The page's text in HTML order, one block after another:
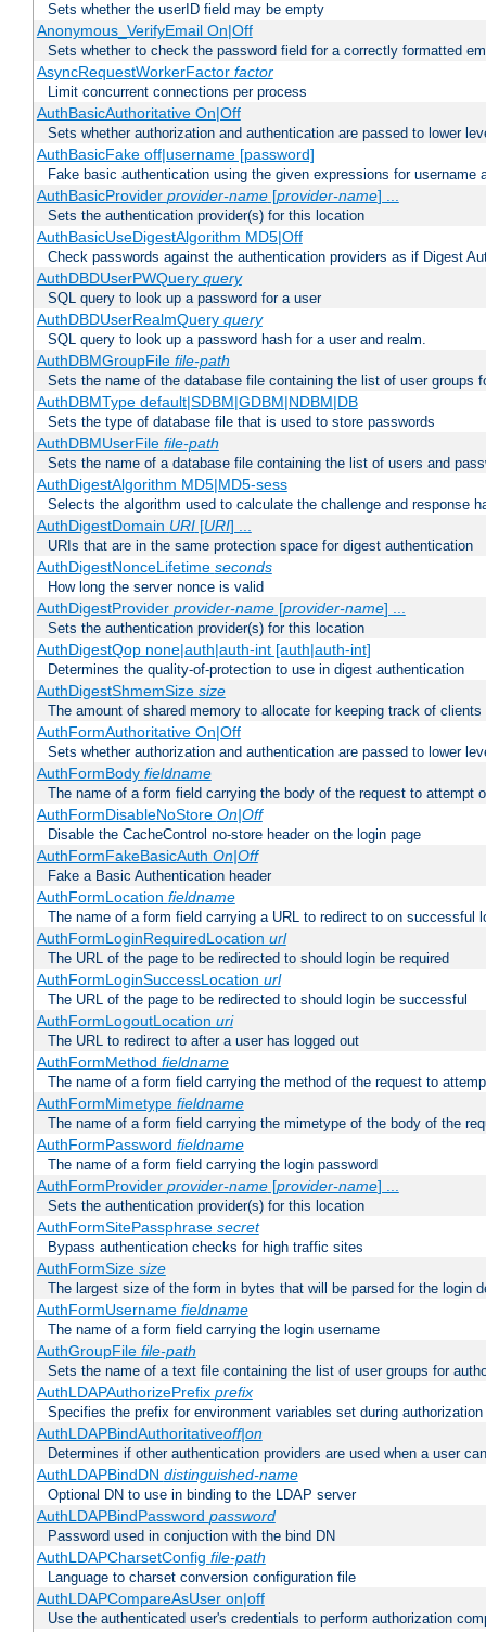
Sets whether the userID field may be empty
Anonymous_VerifyEmail On|Off
Sets whether to check the password field for a correctly formatted
AsyncRequestWorkerFactor factor
Limit concurrent connections per process
AuthBasicAuthoritative On|Off
Sets whether authorization and authentication are passed to lower
AuthBasicFake off|username [password]
Fake basic authentication using the given expressions for username
AuthBasicProvider provider-name[provider-name] ...
Sets the authentication provider(s) for this location
AuthBasicUseDigestAlgorithm MD5|Off
Check passwords against the authentication providers as if Digest
AuthDBDUserPWQuery query
SQL query to look up a password for a user
AuthDBDUserRealmQuery query
SQL query to look up a password hash for a user and realm.
AuthDBMGroupFile file-path
Sets the name of the database file containing the list of user groups
AuthDBMType default|SDBM|GDBM|NDBM|DB
Sets the type of database file that is used to store passwords
AuthDBMUserFile file-path
Sets the name of a database file containing the list of users and
AuthDigestAlgorithm MD5|MD5-sess
Selects the algorithm used to calculate the challenge and response
AuthDigestDomain URI[URI] ...
URIs that are in the same protection space for digest authentication
AuthDigestNonceLifetime seconds
How long the server nonce is valid
AuthDigestProvider provider-name[provider-name] ...
Sets the authentication provider(s) for this location
AuthDigestQop none|auth|auth-int [auth|auth-int]
Determines the quality-of-protection to use in digest authentication
AuthDigestShmemSize size
The amount of shared memory to allocate for keeping track of clients
AuthFormAuthoritative On|Off
Sets whether authorization and authentication are passed to lower
AuthFormBody fieldname
The name of a form field carrying the body of the request to attempt
AuthFormDisableNoStore On|Off
Disable the CacheControl no-store header on the login page
AuthFormFakeBasicAuth On|Off
Fake a Basic Authentication header
AuthFormLocation fieldname
The name of a form field carrying a URL to redirect to on successful
AuthFormLoginRequiredLocation url
The URL of the page to be redirected to should login be required
AuthFormLoginSuccessLocation url
The URL of the page to be redirected to should login be successful
AuthFormLogoutLocation uri
The URL to redirect to after a user has logged out
AuthFormMethod fieldname
The name of a form field carrying the method of the request to
AuthFormMimetype fieldname
The name of a form field carrying the mimetype of the body of the
AuthFormPassword fieldname
The name of a form field carrying the login password
AuthFormProvider provider-name[provider-name] ...
Sets the authentication provider(s) for this location
AuthFormSitePassphrase secret
Bypass authentication checks for high traffic sites
AuthFormSize size
The largest size of the form in bytes that will be parsed for the login
AuthFormUsername fieldname
The name of a form field carrying the login username
AuthGroupFile file-path
Sets the name of a text file containing the list of user groups for
AuthLDAPAuthorizePrefix prefix
Specifies the prefix for environment variables set during authorization
AuthLDAPBindAuthoritativeoff|on
Determines if other authentication providers are used when a user
AuthLDAPBindDN distinguished-name
Optional DN to use in binding to the LDAP server
AuthLDAPBindPassword password
Password used in conjuction with the bind DN
AuthLDAPCharsetConfig file-path
Language to charset conversion configuration file
AuthLDAPCompareAsUser on|off
Use the authenticated user's credentials to perform authorization